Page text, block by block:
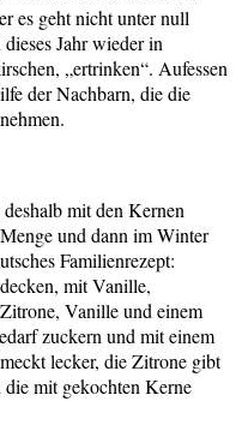
es geht nicht unter null
Jahr wieder in
„ertrinken“. Aufessen
der Nachbarn, die die
mit den Kernen
und dann im Winter
Familienrezept:
mit Vanille,
Vanille und einem
zuckern und mit einem
lecker, die Zitrone gibt
mit gekochten Kerne